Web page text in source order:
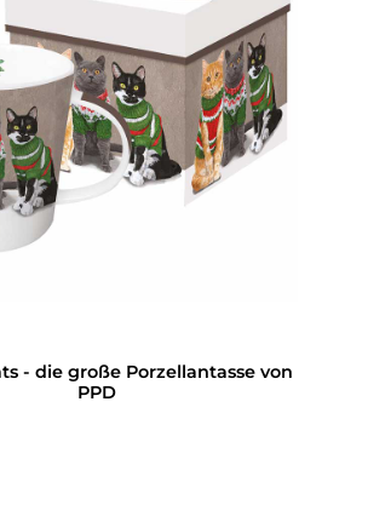
- die große Porzellantasse von
PPD